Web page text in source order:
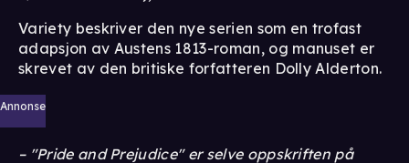
Variety beskriver den nye serien som en trofast
adapsjon av Austens 1813-roman, og manuset er
skrevet av den britiske forfatteren Dolly Alderton.
Annonse
– "Pride and Prejudice" er selve oppskriften på